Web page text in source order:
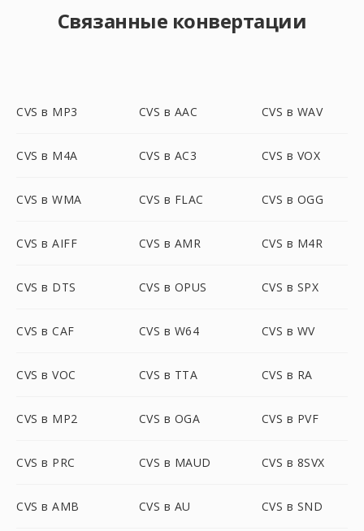
Связанные конвертации
CVS в MP3 CVS в AAC CVS в WAV
CVS в M4A CVS в AC3 CVS в VOX
CVS в WMA CVS в FLAC CVS в OGG
CVS в AIFF CVS в AMR CVS в M4R
CVS в DTS CVS в OPUS CVS в SPX
CVS в CAF CVS в W64 CVS в WV
CVS в VOC CVS в TTA CVS в RA
CVS в MP2 CVS в OGA CVS в PVF
CVS в PRC CVS в MAUD CVS в 8SVX
CVS в AMB CVS в AU CVS в SND